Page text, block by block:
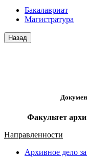
Бакалавриат
Магистратура
Факультет
Направленности
Архивное дело